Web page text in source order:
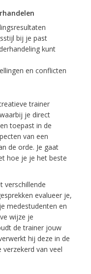
bij je past
kunt
en conflicten
trainer
je direct
toepast in de
van een
de orde. Je gaat
hoe je je het beste
verschillende
evalueer je,
medestudenten en
wijze je
de trainer jouw
hij deze in de
van veel